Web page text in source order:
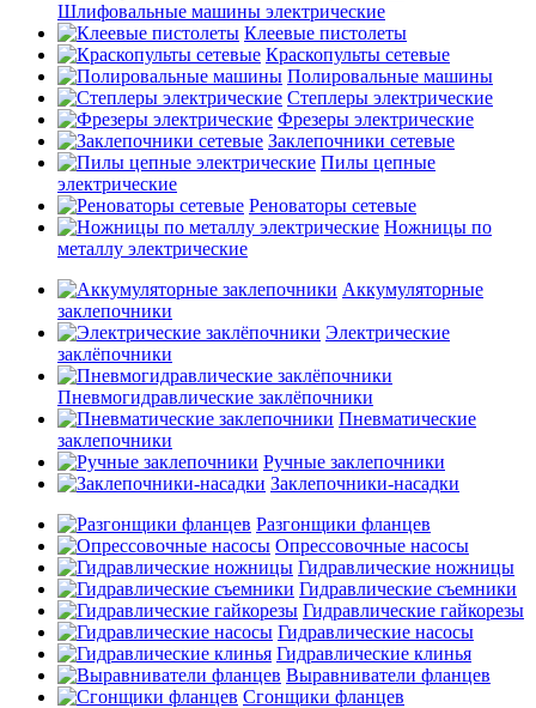
Шлифовальные машины электрические
Клеевые пистолеты
Краскопульты сетевые
Полировальные машины
Степлеры электрические
Фрезеры электрические
Заклепочники сетевые
Пилы цепные
электрические
Реноваторы сетевые
Ножницы по
металлу электрические
Аккумуляторные
заклепочники
Электрические
заклёпочники
Пневмогидравлические заклёпочники
Пневматические
заклепочники
Ручные заклепочники
Заклепочники-насадки
Разгонщики фланцев
Опрессовочные насосы
Гидравлические ножницы
Гидравлические съемники
Гидравлические гайкорезы
Гидравлические насосы
Гидравлические клинья
Выравниватели фланцев
Сгонщики фланцев